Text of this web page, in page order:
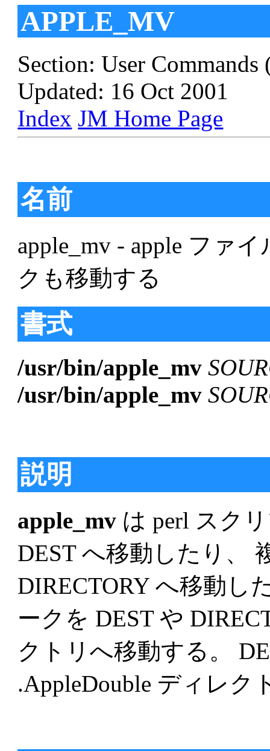
APPLE_MV
Section: User Commands
Updated: 16 Oct 2001
Index JM Home Page
名前
apple_mv - apple ファ
クも移動する
書式
/usr/bin/apple_mv
/usr/bin/apple_mv
説明
apple_mv は perl スク
DEST へ移動したり、
DIRECTORY へ移動し
ークを DEST や
クトリへ移動する。
.AppleDouble ディレ